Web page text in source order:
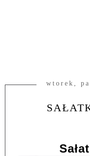
wtorek,